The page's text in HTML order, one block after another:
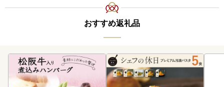
おすすめ返礼品